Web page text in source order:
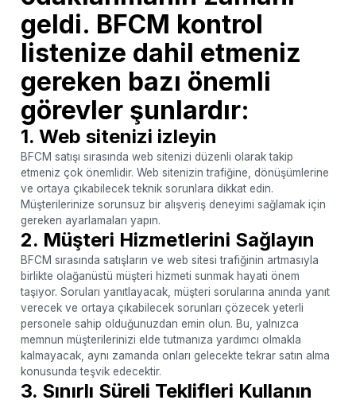
geldi. BFCM kontrol
listenize dahil etmeniz
gereken bazı önemli
görevler şunlardır:
1. Web sitenizi izleyin
BFCM satışı sırasında web sitenizi düzenli olarak takip
etmeniz çok önemlidir. Web sitenizin trafiğine, dönüşümlerine
ve ortaya çıkabilecek teknik sorunlara dikkat edin.
Müşterilerinize sorunsuz bir alışveriş deneyimi sağlamak için
gereken ayarlamaları yapın.
2. Müşteri Hizmetlerini Sağlayın
BFCM sırasında satışların ve web sitesi trafiğinin artmasıyla
birlikte olağanüstü müşteri hizmeti sunmak hayati önem
taşıyor. Soruları yanıtlayacak, müşteri sorularına anında yanıt
verecek ve ortaya çıkabilecek sorunları çözecek yeterli
personele sahip olduğunuzdan emin olun. Bu, yalnızca
memnun müşterilerinizi elde tutmanıza yardımcı olmakla
kalmayacak, aynı zamanda onları gelecekte tekrar satın alma
konusunda teşvik edecektir.
3. Sınırlı Süreli Teklifleri Kullanın